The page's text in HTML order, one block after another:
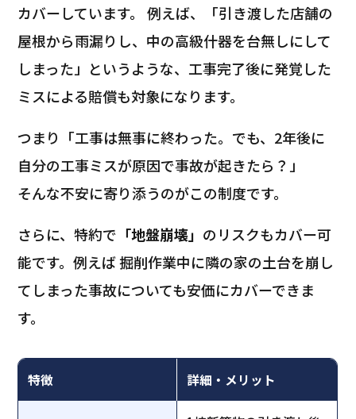
カバーしています。 例えば、「引き渡した店舗の
屋根から雨漏りし、中の高級什器を台無しにして
しまった」というような、工事完了後に発覚した
ミスによる賠償も対象になります。
つまり「工事は無事に終わった。でも、2年後に
自分の工事ミスが原因で事故が起きたら？」
そんな不安に寄り添うのがこの制度です。
さらに、特約で 「地盤崩壊」 のリスクもカバー可
能です。例えば 掘削作業中に隣の家の土台を崩し
てしまった事故についても安価にカバーできま
す。
特徴 詳細・メリット